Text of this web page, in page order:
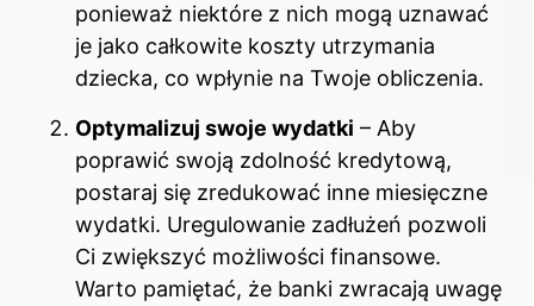
ponieważ niektóre z nich mogą uznawać
je jako całkowite koszty utrzymania
dziecka, co wpłynie na Twoje obliczenia.
Optymalizuj swoje wydatki – Aby
poprawić swoją zdolność kredytową,
postaraj się zredukować inne miesięczne
wydatki. Uregulowanie zadłużeń pozwoli
Ci zwiększyć możliwości finansowe.
Warto pamiętać, że banki zwracają uwagę